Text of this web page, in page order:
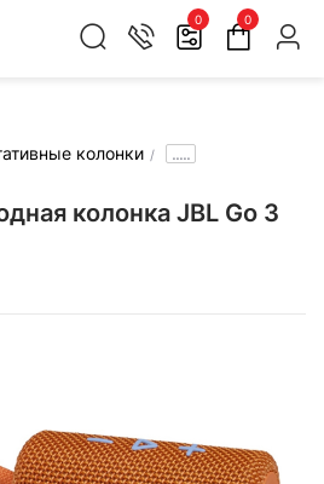
0 0
колонки
.....
колонка JBL Go 3